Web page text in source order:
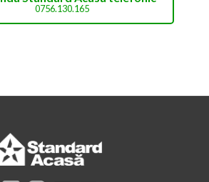
0756.130.165